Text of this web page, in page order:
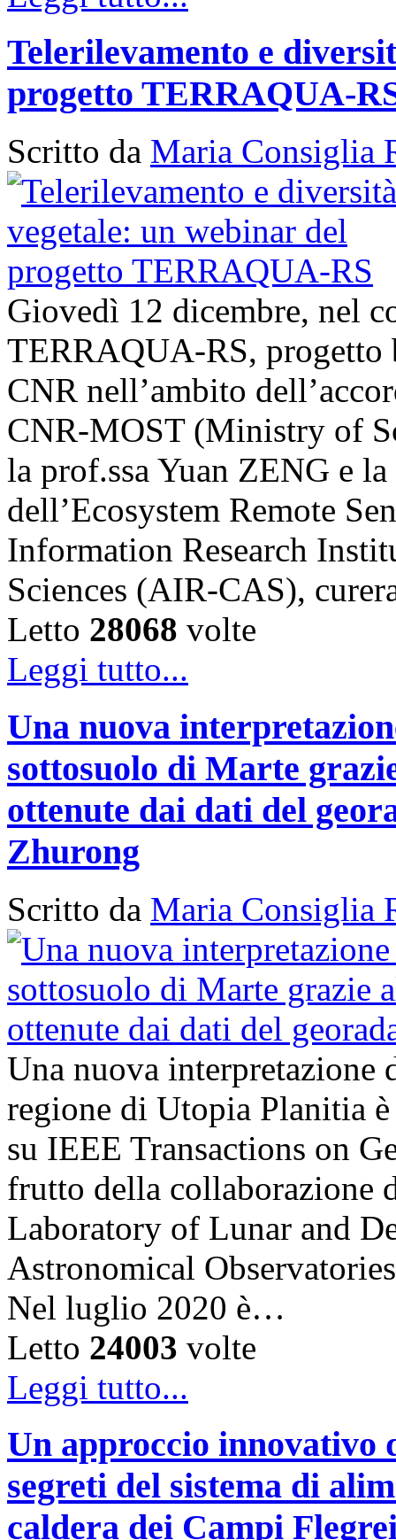
Telerilevamento e
progetto TERRAQUA-
Scritto da Maria Consiglia
Giovedì 12 dicembre, nel
TERRAQUA-RS, progetto
CNR nell’ambito
CNR-MOST (Ministry of
la prof.ssa Yuan ZENG e
dell’Ecosystem Remote
Information Research
Sciences (AIR-CAS),
Letto 28068 volte
Leggi tutto...
Una nuova
sottosuolo di Marte
ottenute dai dati del
Zhurong
Scritto da Maria Consiglia
Una nuova interpretazione
regione di Utopia Planitia
su IEEE Transactions on
frutto della collaborazione
Laboratory of Lunar and
Astronomical
Nel luglio 2020 è…
Letto 24003 volte
Leggi tutto...
Un approccio innovativo
segreti del sistema di
caldera dei Campi